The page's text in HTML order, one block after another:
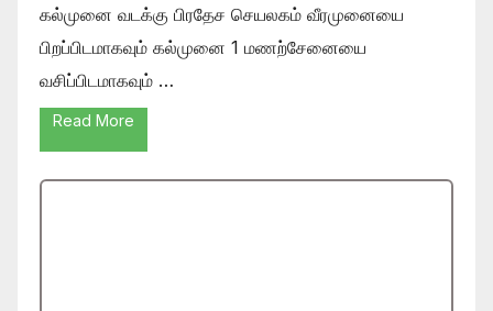
கல்முனை வடக்கு பிரதேச செயலகம் வீரமுனையை
பிறப்பிடமாகவும் கல்முனை 1 மணற்சேனையை
வசிப்பிடமாகவும் …
Read More